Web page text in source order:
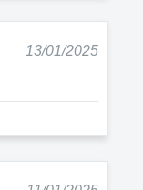
13/01/2025